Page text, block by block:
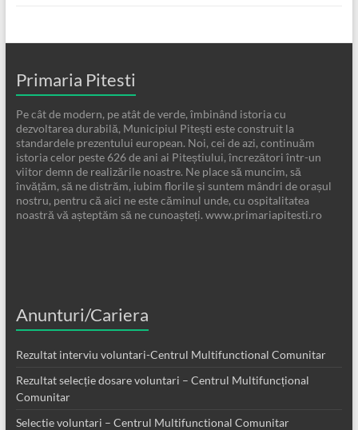
Primaria Pitesti
Pe cât de modern, pe atât de verde, îmbinând istoria cu
dezvoltarea durabilă, Municipiul Pitești este construit la
standardele prezentului european. Noi, cei de azi, continuăm
istoria celor peste 626 de ani ai Piteștiului, încrezători într-un
viitor demn de realizările noastre. Ne place să muncim, să
învățăm, să ne distrăm, iubim florile și suntem mândri de orașul
nostru, pentru că aici ne este căminul unde, cu ospitalitatea
noastră vă așteptăm să ne cunoașteți. www.primariapitesti.ro
Anunturi/Cariera
Rezultat interviu voluntari-Centrul Multifunctional Comunitar
Rezultat selecție dosare voluntari – Centrul Multifuncțional
Comunitar
Selectie voluntari – Centrul Multifunctional Comunitar